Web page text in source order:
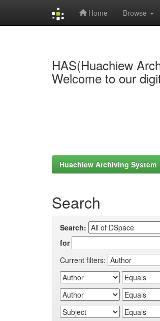
Home Browse
HAS(Huachiew
Welcome to our
Huachiew Archiving System
Search
Search:
for
Current filters: